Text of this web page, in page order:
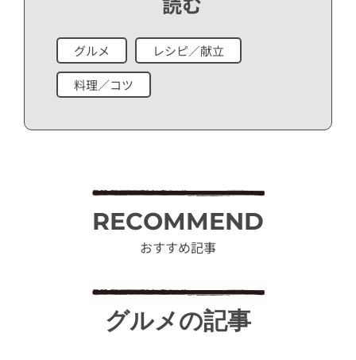
グルメ レシピ／献立
料理／コツ
RECOMMEND
おすすめ記事
グルメの記事